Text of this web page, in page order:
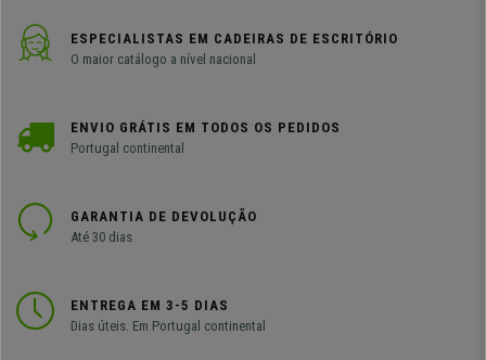
ESPECIALISTAS EM CADEIRAS DE ESCRITÓRIO
O maior catálogo a nível nacional
ENVIO GRÁTIS EM TODOS OS PEDIDOS
Portugal continental
GARANTIA DE DEVOLUÇÃO
Até 30 dias
ENTREGA EM 3-5 DIAS
Dias úteis. Em Portugal continental